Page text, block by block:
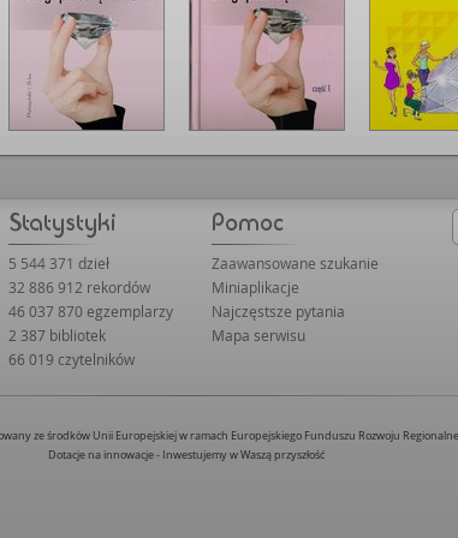
5 544 371 dzieł
32 886 912 rekordów
46 037 870 egzemplarzy
2 387 bibliotek
66 019 czytelników
Zaawansowane szukanie
Miniaplikacje
Najczęstsze pytania
Mapa serwisu
ze środków Unii Europejskiej w ramach Europejskiego Funduszu Rozwoju
Dotacje na innowacje - Inwestujemy w Waszą przyszłość